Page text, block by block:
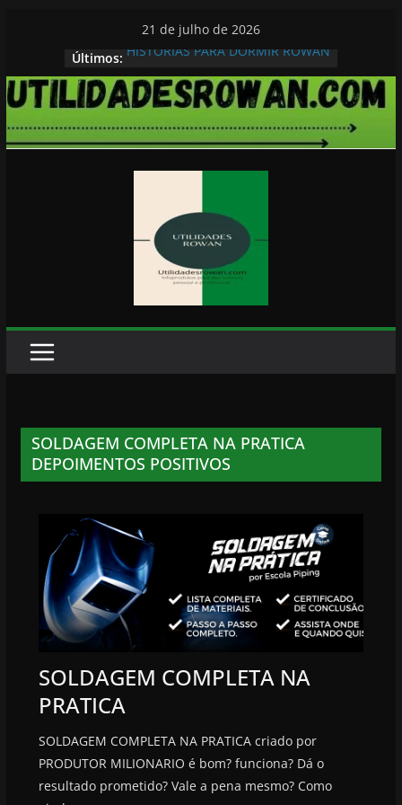
conteúdo
21 de julho de 2026
Últimos: HISTORIAS PARA DORMIR ROWAN
SOLDAGEM COMPLETA NA PRATICA
DEPOIMENTOS POSITIVOS
SOLDAGEM COMPLETA NA
PRATICA
SOLDAGEM COMPLETA NA PRATICA criado por
PRODUTOR MILIONARIO é bom? funciona? Dá o
resultado prometido? Vale a pena mesmo? Como